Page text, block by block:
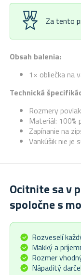
Obsah balenia:
1× obliečka na
Technická
Rozmery
Materiál: 100%
Zapínanie na
Vankúšik nie je
Za tento
Ocitnite sa v
spoločne s
Rozveselí
Mäkký a
Rozmer
Nápaditý